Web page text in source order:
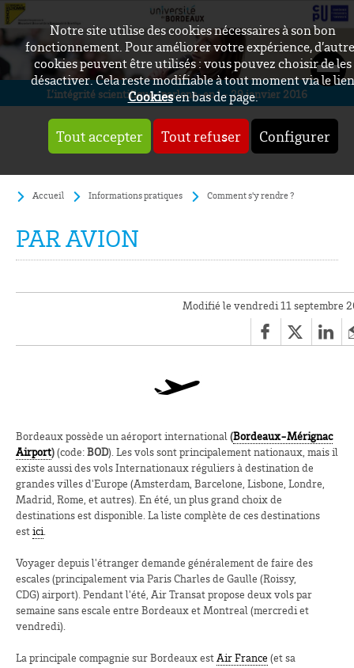
Notre site utilise des cookies nécessaires à son bon
fonctionnement. Pour améliorer votre expérience,
cookies peuvent être utilisés : vous pouvez choisir de les
désactiver. Cela reste modifiable à tout moment via le lien
Cookiesen bas de page.
Tout accepter Tout refuser Configurer
L’intégrité scientifique : parlons-en ! - 29 janvier 2016
Accueil Informations pratiques Comment s'y rendre ?
PAR AVION
Modifié le vendredi 11 septembre
Bordeaux possède un aéroport international(Bordeaux-Mérignac
Airport)(code:BOD). Les vols sont principalement nationaux, mais il
existe aussi des vols Internationaux réguliers à destination de
grandes villes d'Europe (Amsterdam, Barcelone, Lisbone, Londre,
Madrid, Rome, et autres). En été, un plus grand choix de
destinations est disponible. La liste complète de ces destinations
estici.
Voyager depuis l'étranger demande généralement de faire des
escales (principalement via Paris Charles de Gaulle (Roissy,
CDG) airport). Pendant l'été, Air Transat propose deux vols par
semaine sans escale entre Bordeaux et Montreal (mercredi et
vendredi).
La principale compagnie sur Bordeaux estAir France (et sa